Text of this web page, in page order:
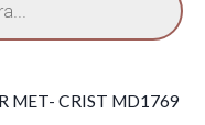
MET- CRIST MD1769